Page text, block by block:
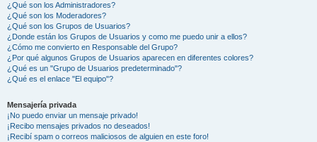
¿Qué son los Administradores?
¿Qué son los Moderadores?
¿Qué son los Grupos de Usuarios?
¿Donde están los Grupos de Usuarios y como me puedo unir a ellos?
¿Cómo me convierto en Responsable del Grupo?
¿Por qué algunos Grupos de Usuarios aparecen en diferentes colores?
¿Qué es un "Grupo de Usuarios predeterminado"?
¿Qué es el enlace "El equipo"?
Mensajería privada
¡No puedo enviar un mensaje privado!
¡Recibo mensajes privados no deseados!
¡Recibí spam o correos maliciosos de alguien en este foro!